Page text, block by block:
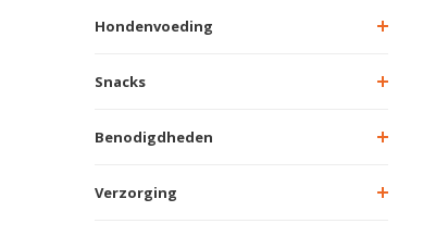
Hondenvoeding
Snacks
Benodigdheden
Verzorging